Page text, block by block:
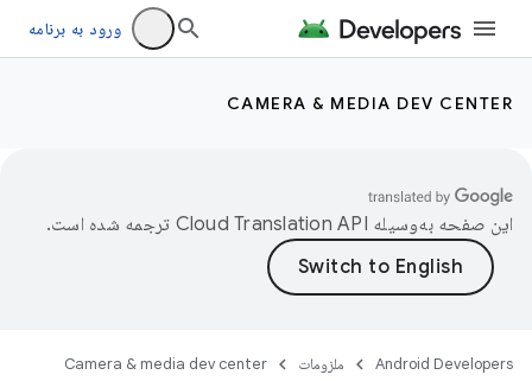
ورود به برنامه
CAMERA & MEDIA DEV CENTER
این صفحه به‌وسیله ترجمه شده است.
Android Developers ملزومات
Camera & media dev center